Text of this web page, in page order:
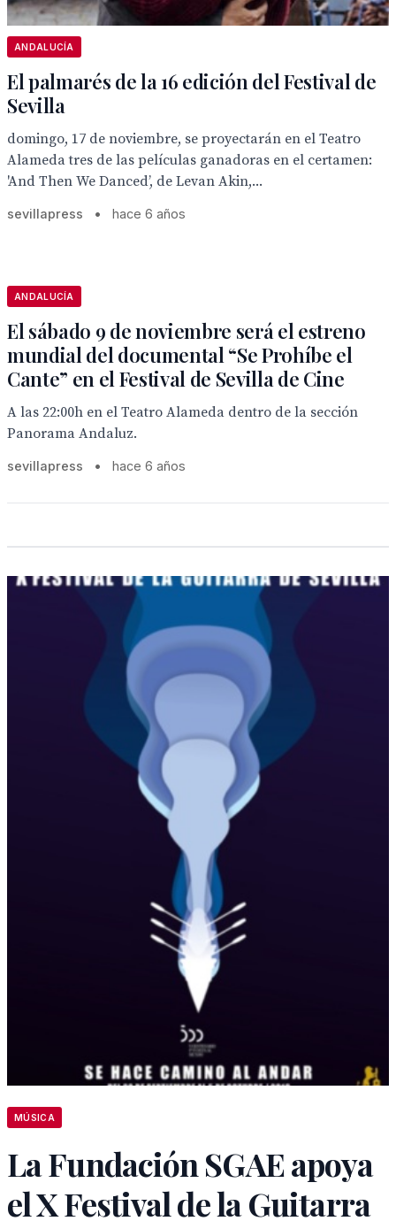
ANDALUCÍA
El palmarés de la 16 edición del Festival de
Sevilla
domingo, 17 de noviembre, se proyectarán en el Teatro
Alameda tres de las películas ganadoras en el certamen:
'And Then We Danced’, de Levan Akin,...
sevillapress • hace 6 años
ANDALUCÍA
El sábado 9 de noviembre será el estreno
mundial del documental “Se Prohíbe el
Cante” en el Festival de Sevilla de Cine
A las 22:00h en el Teatro Alameda dentro de la sección
Panorama Andaluz.
sevillapress • hace 6 años
MÚSICA
La Fundación SGAE apoya
el X Festival de la Guitarra